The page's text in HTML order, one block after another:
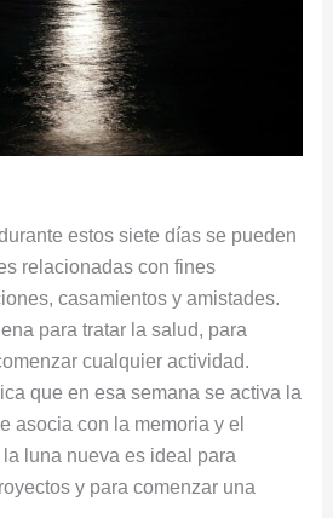
estos siete días se pueden
relacionadas con fines
casamientos y amistades.
para tratar la salud, para
cualquier actividad.
que en esa semana se activa la
asocia con la memoria y el
luna nueva es ideal para
y para comenzar una